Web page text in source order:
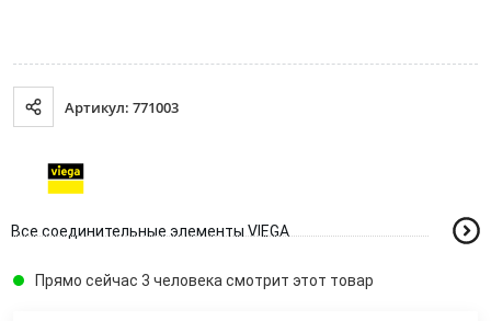
Артикул: 771003
Все соединительные элементы VIEGA
Прямо сейчас 3 человека смотрит этот товар